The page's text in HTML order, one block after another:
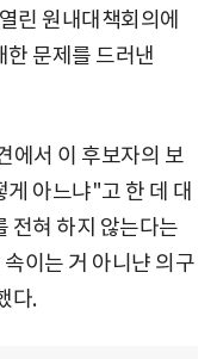
린 원내대책회의에
문제를 드러낸
에서 이 후보자의 보
아느냐"고 한 데 대
전혀 하지 않는다는
이는 거 아니냔 의구
다.